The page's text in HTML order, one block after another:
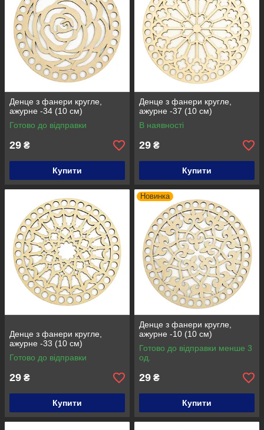
Денце з фанери кругле,
ажурне -34 (10 см)
Готово до відправки
29 ₴
Купити
Денце з фанери кругле,
ажурне -37 (10 см)
В наявності
29 ₴
Купити
Денце з фанери кругле,
ажурне -33 (10 см)
Готово до відправки
29 ₴
Купити
Новинка
Денце з фанери кругле,
ажурне -10 (10 см)
Готово до відправки менше 3
од.
29 ₴
Купити